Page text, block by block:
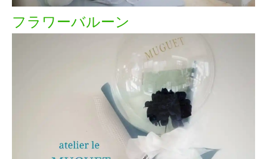
フラワーバルーン